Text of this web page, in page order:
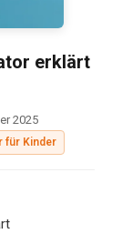
erklärt
2025
für Kinder